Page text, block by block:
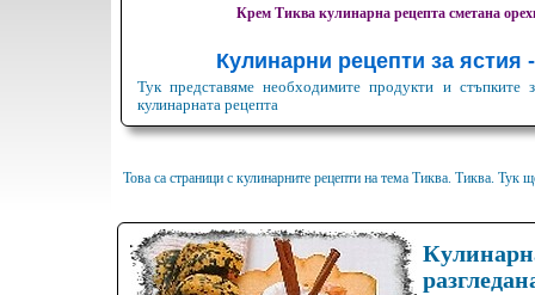
Крем Тиква кулинарна рецепта сметана
Кулинарни рецепти за ястия
Тук представяме необходимите продукти и стъпките
кулинарната рецепта
Това са страници с кулинарните рецепти на тема Тиква. Тиква. Тук